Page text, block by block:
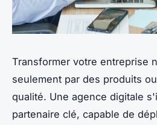
Transformer votre entreprise
seulement par des produits
qualité. Une agence digitale
partenaire clé, capable de